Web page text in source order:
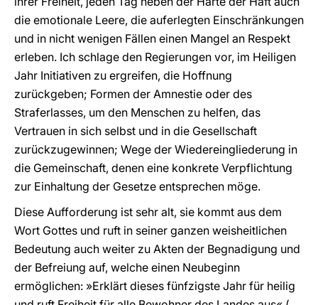
die emotionale Leere, die auferlegten Einschränkungen
und in nicht wenigen Fällen einen Mangel an Respekt
erleben. Ich schlage den Regierungen vor, im Heiligen
Jahr Initiativen zu ergreifen, die Hoffnung
zurückgeben; Formen der Amnestie oder des
Straferlasses, um den Menschen zu helfen, das
Vertrauen in sich selbst und in die Gesellschaft
zurückzugewinnen; Wege der Wiedereingliederung in
die Gemeinschaft, denen eine konkrete Verpflichtung
zur Einhaltung der Gesetze entsprechen möge.
Diese Aufforderung ist sehr alt, sie kommt aus dem
Wort Gottes und ruft in seiner ganzen weisheitlichen
Bedeutung auch weiter zu Akten der Begnadigung und
der Befreiung auf, welche einen Neubeginn
ermöglichen: »Erklärt dieses fünfzigste Jahr für heilig